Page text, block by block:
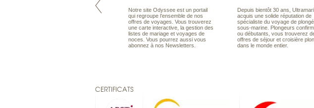
Pacifique à la carte est le spécialiste
Notre site Odyssee est un portail
qui regroupe l’ensemble de nos
offres de voyages. Vous trouverez
une carte interactive, la gestion des
listes de mariage et voyages de
noces. Vous pourrez aussi vous
abonnez à nos Newsletters.
Depuis bientôt 30 ans,
acquis une solide réputation de
spécialiste du voyage de
sous-marine. Plongeurs
ou débutants, vous trouverez
offres de séjour et croisière
dans le monde entier.
CERTIFICATS